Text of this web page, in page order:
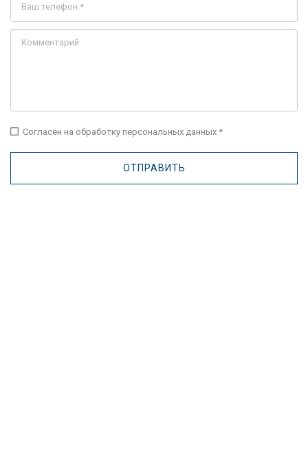
check_box_outline_blank Согласен на обработку персональных данных *